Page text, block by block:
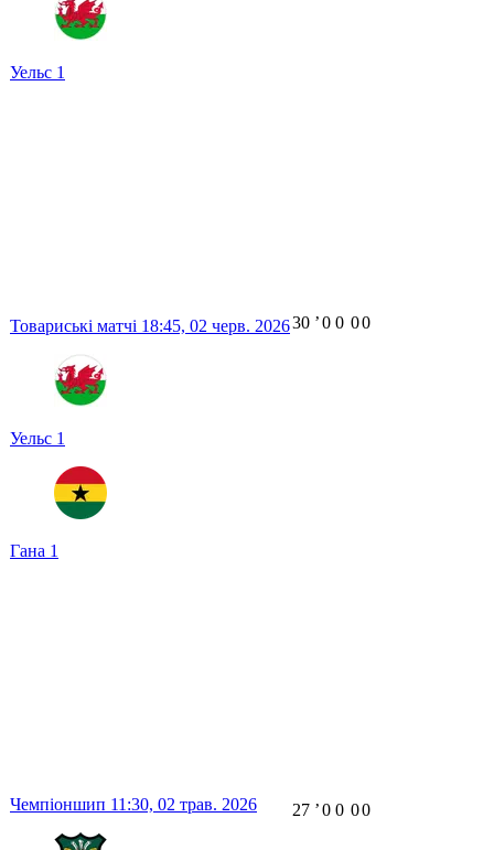
Уельс 1
Товариські матчі 18:45, 02 черв. 2026
Уельс 1
Гана 1
30 ʼ0 0 00
Чемпіоншип 11:30, 02 трав. 2026 27 ʼ0 0 00